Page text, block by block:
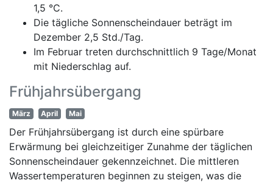
1,5 °C.
Die tägliche Sonnenscheindauer beträgt im
Dezember 2,5 Std./Tag.
Im Februar treten durchschnittlich 9 Tage/Monat
mit Niederschlag auf.
Frühjahrsübergang
März April Mai
Der Frühjahrsübergang ist durch eine spürbare
Erwärmung bei gleichzeitiger Zunahme der täglichen
Sonnenscheindauer gekennzeichnet. Die mittleren
Wassertemperaturen beginnen zu steigen, was die